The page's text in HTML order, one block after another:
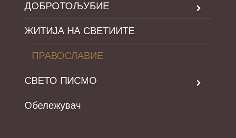
ДОБРОТОЉУБИЕ
ЖИТИЈА НА СВЕТИИТЕ
ПРАВОСЛАВИЕ
СВЕТО ПИСМО
Обележувач